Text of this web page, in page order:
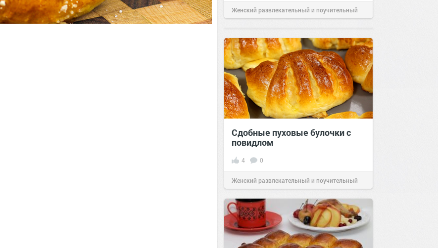
Женский развлекательный и поучительный
Сдобные пуховые булочки с
повидлом
4 0
Женский развлекательный и поучительный
сайт.23:4325 ноя 2024